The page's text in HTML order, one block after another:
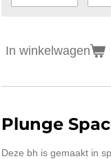
In winkelwagen
Plunge
Deze bh is gemaakt in